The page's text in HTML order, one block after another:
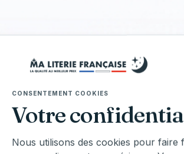
Ma Literie Française - Agde
CONSENTEMENT COOKIES
Votre
Nous utilisons des cookies pour faire